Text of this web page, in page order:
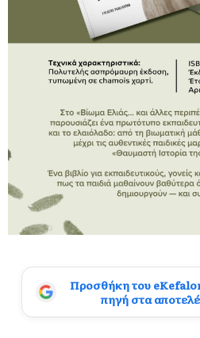
Προσθήκη του
πηγή στα